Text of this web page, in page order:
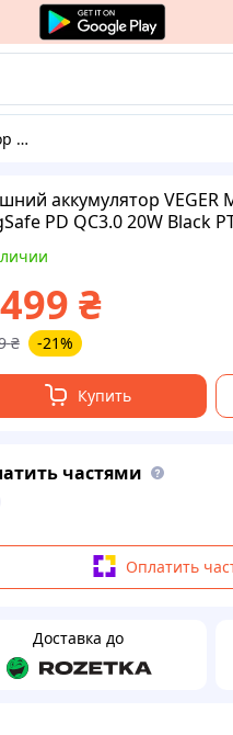
аккумулятор VEGER
PD QC3.0 20W Black
₴
₴ -21%
Купить
частями
Оплатить
Доставка до